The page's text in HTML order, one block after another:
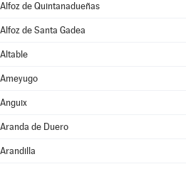
Alfoz de Quintanadueñas
Alfoz de Santa Gadea
Altable
Ameyugo
Anguix
Aranda de Duero
Arandilla